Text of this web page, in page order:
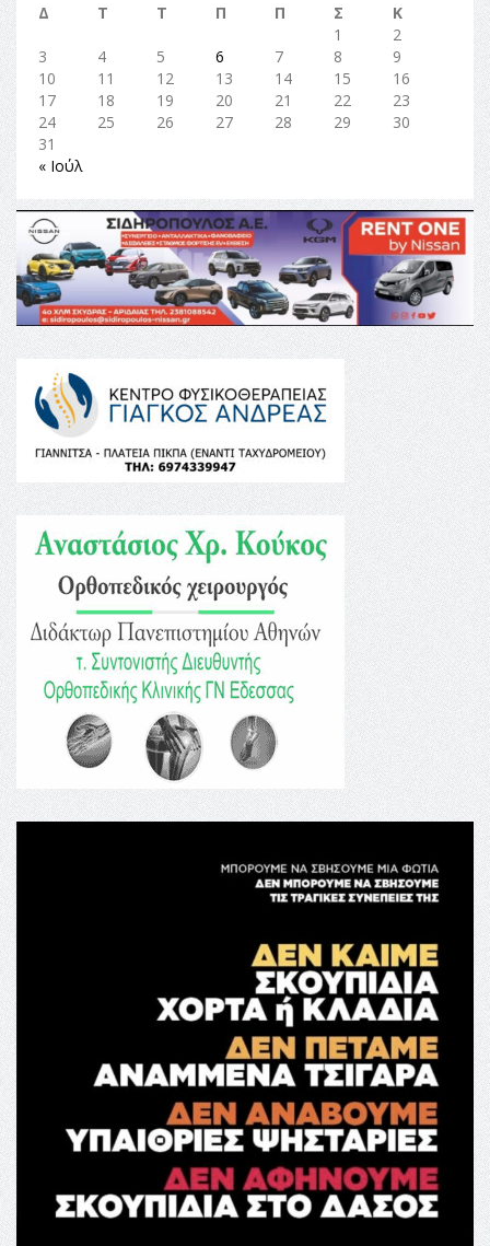
Δ
Τ Τ Π Π Σ
Κ
1
2
3
4 5 6 7 8
9
10
11 12 13 14 15
16
17
18 19 20 21 22
23
24
25 26 27 28 29
30
31
« Ιούλ